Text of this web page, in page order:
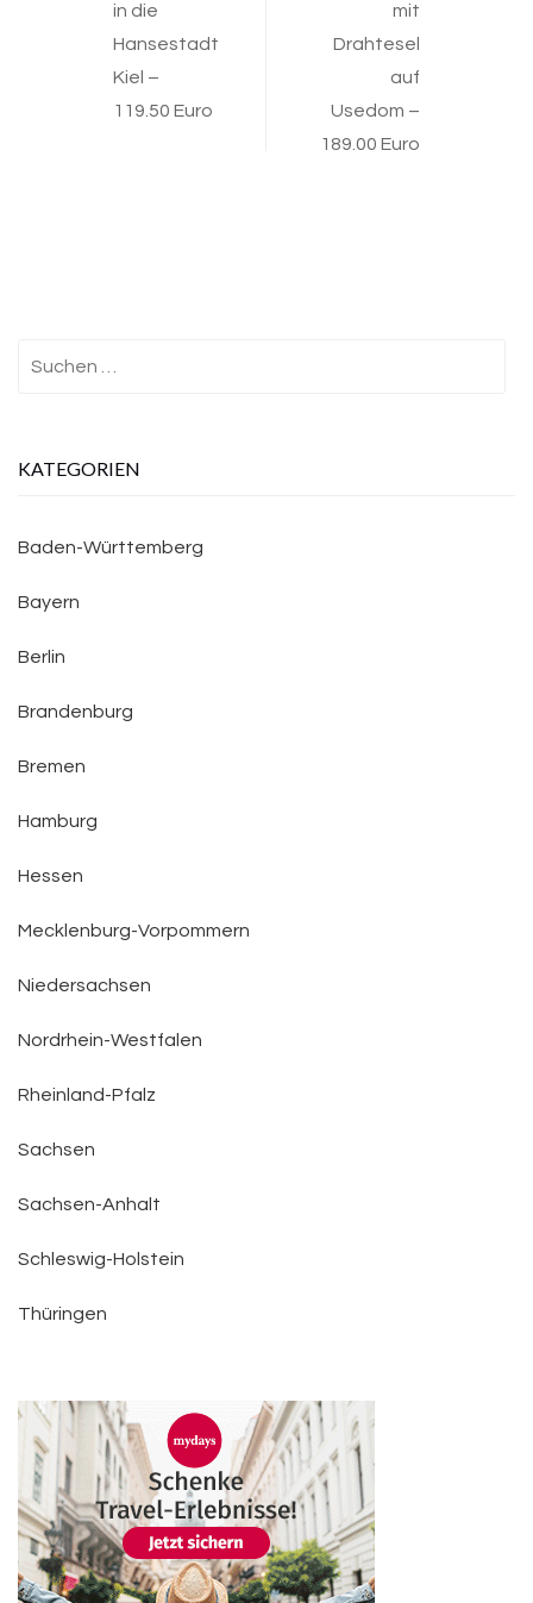
navigation
in die
Hansestadt
Kiel –
119.50 Euro
mit
Drahtesel
auf
Usedom –
189.00 Euro
KATEGORIEN
Baden-Württemberg
Bayern
Berlin
Brandenburg
Bremen
Hamburg
Hessen
Mecklenburg-Vorpommern
Niedersachsen
Nordrhein-Westfalen
Rheinland-Pfalz
Sachsen
Sachsen-Anhalt
Schleswig-Holstein
Thüringen